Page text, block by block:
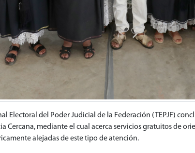
Electoral del Poder Judicial de la Federación (TEPJF)
Cercana, mediante el cual acerca servicios gratuitos de
alejadas de este tipo de atención.